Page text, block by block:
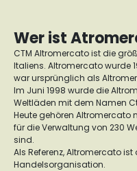
Wer ist
CTM Altromercato ist die
Italiens. Altromercato wurde
war ursprünglich als
Im Juni 1998 wurde die
Weltläden mit dem Namen
Heute gehören Altromercato
für die Verwaltung von 230
sind.
Als Referenz, Altromercato
Handelsorganisation.